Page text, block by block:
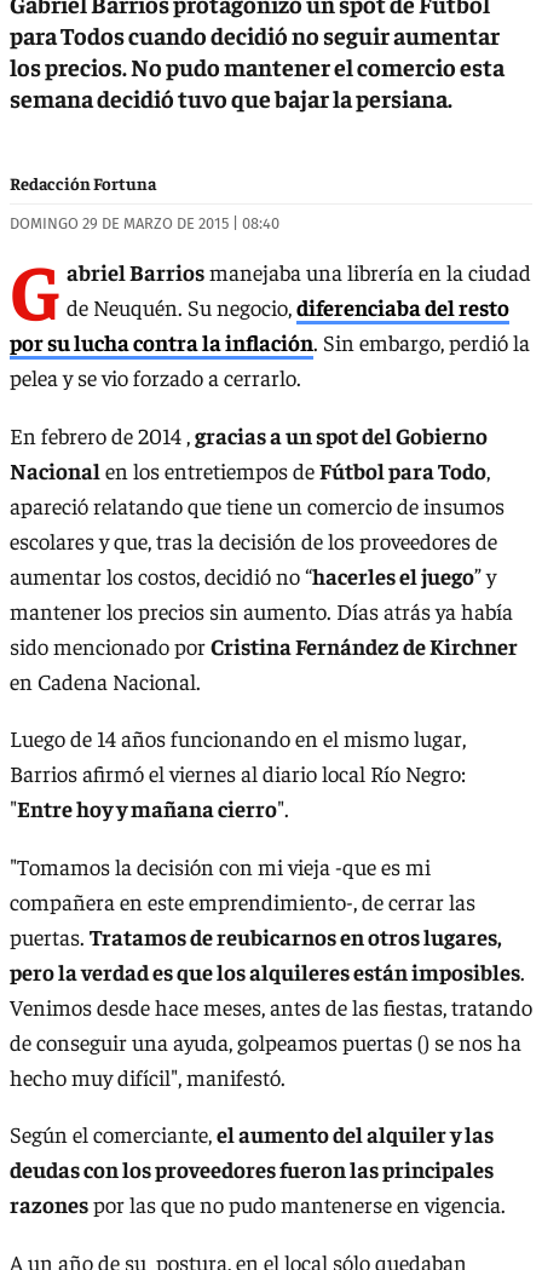
para Todos cuando decidió no seguir aumentar
los precios. No pudo mantener el comercio esta
semana decidió tuvo que bajar la persiana.
Redacción Fortuna
DOMINGO 29 DE MARZO DE 2015 | 08:40
G abriel Barriosmanejaba una librería en la ciudad
de Neuquén. Su negocio,diferenciaba del resto
por su lucha contra la inflación. Sin embargo, perdió la
pelea y se vio forzado a cerrarlo.
En febrero de 2014 ,gracias a un spot del Gobierno
Nacional en los entretiempos deFútbol para Todo,
apareció relatando que tiene un comercio de insumos
escolares y que, tras la decisión de los proveedores de
aumentar los costos, decidió no “hacerles el juego” y
mantener los precios sin aumento. Días atrás ya había
sido mencionado porCristina Fernández de Kirchner
en Cadena Nacional.
Luego de 14 años funcionando en el mismo lugar,
Barrios afirmó el viernes al diario local Río Negro:
"Entre hoy y mañana cierro".
"Tomamos la decisión con mi vieja -que es mi
compañera en este emprendimiento-, de cerrar las
puertas. Tratamos de reubicarnos en otros lugares,
pero la verdad es que los alquileres están imposibles.
Venimos desde hace meses, antes de las fiestas, tratando
de conseguir una ayuda, golpeamos puertas () se nos ha
hecho muy difícil", manifestó.
Según el comerciante,el aumento del alquiler y las
deudas con los proveedores fueron las principales
razonespor las que no pudo mantenerse en vigencia.
A un año de su postura, en el local sólo quedaban